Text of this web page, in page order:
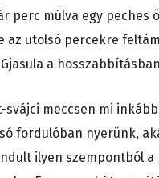
perc múlva egy
az utolsó percekre
a
svájci meccsen mi
fordulóban nyerünk,
ilyen szempontból